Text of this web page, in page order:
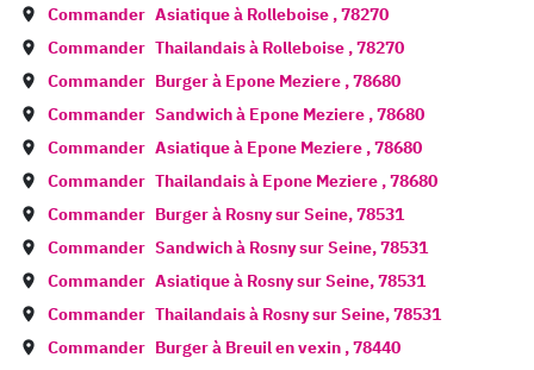
Commander Asiatique à Rolleboise ,78270
Commander Thailandais à Rolleboise ,78270
Commander Burger à Epone Meziere ,78680
Commander Sandwich à Epone Meziere ,78680
Commander Asiatique à Epone Meziere ,78680
Commander Thailandais à Epone Meziere ,78680
Commander Burger à Rosny sur Seine,78531
Commander Sandwich à Rosny sur Seine,78531
Commander Asiatique à Rosny sur Seine,78531
Commander Thailandais à Rosny sur Seine,78531
Commander Burger à Breuil en vexin ,78440